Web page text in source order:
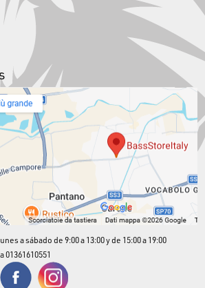
a sábado de 9:00 a 13:00 y de 15:00 a 19:00
01361610551